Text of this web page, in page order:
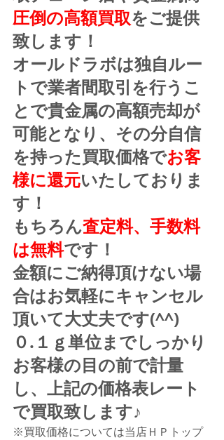
圧倒の高額買取をご提供
致します！
オールドラボは独自ルー
トで業者間取引を行うこ
とで貴金属の高額売却が
可能となり、その分自信
を持った買取価格でお客
様に還元いたしておりま
す！
もちろん査定料、手数料
は無料です！
金額にご納得頂けない場
合はお気軽にキャンセル
頂いて大丈夫です(^^)
０.１ｇ単位までしっかり
お客様の目の前で計量
し、上記の価格表レート
で買取致します♪
※買取価格については当店ＨＰトップ